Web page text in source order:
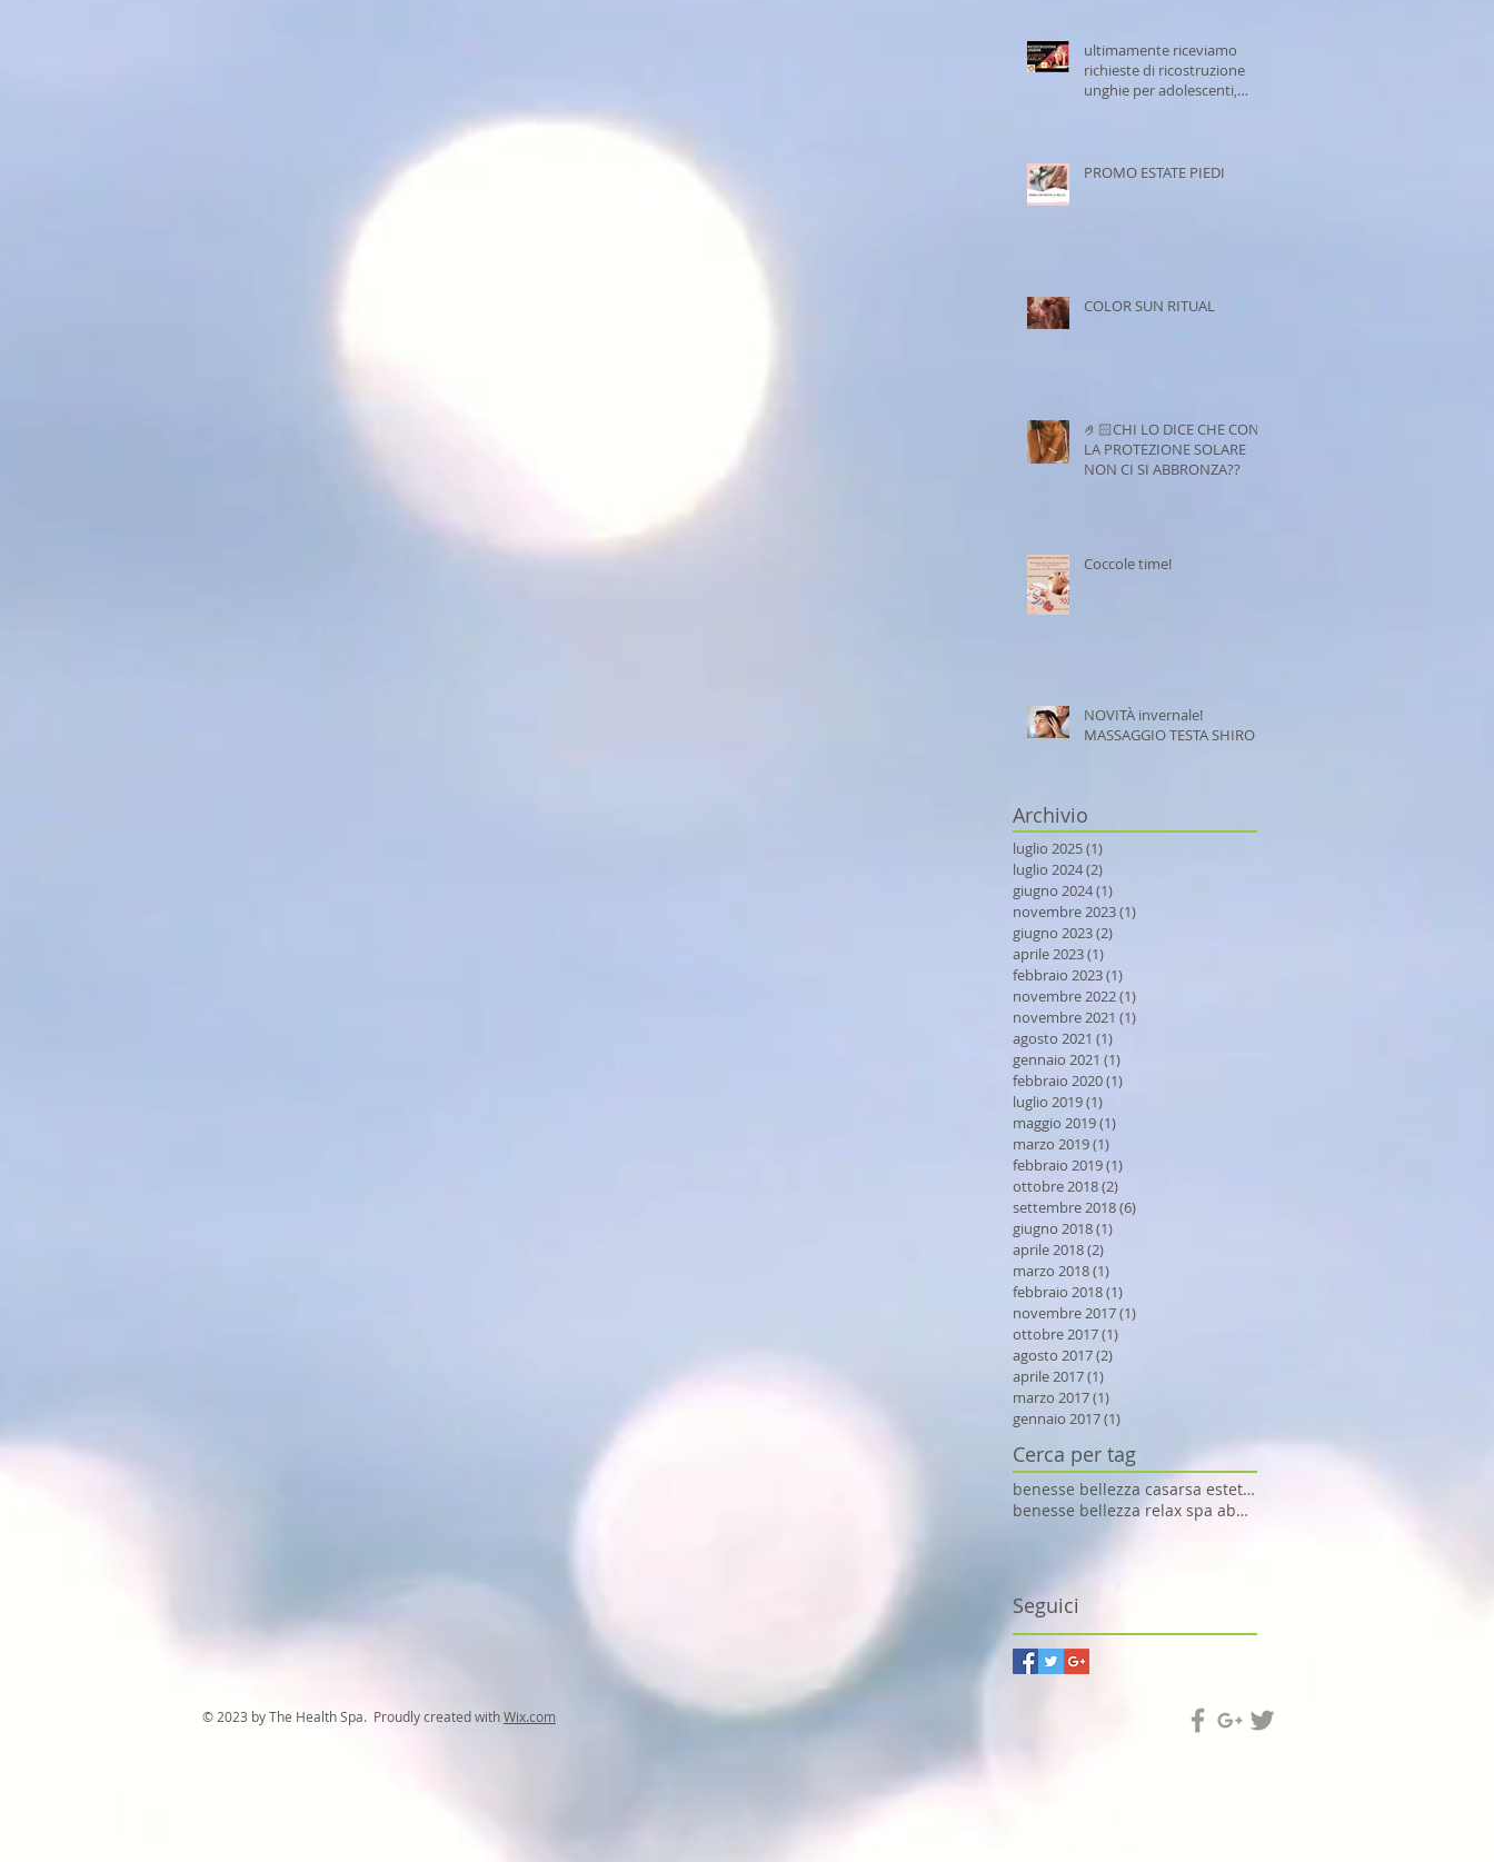
ultimamente riceviamo
richieste di ricostruzione
unghie per adolescenti,
PROMO ESTATE PIEDI
COLOR SUN RITUAL
🤌🏻CHI LO DICE CHE CON
LA PROTEZIONE SOLARE
NON CI SI ABBRONZA??
Coccole time!
NOVITÀ invernale!
MASSAGGIO TESTA SHIRO
Archivio
luglio 2025(1)
luglio 2024(2)
giugno 2024(1)
novembre 2023(1)
giugno 2023(2)
aprile 2023(1)
febbraio 2023(1)
novembre 2022(1)
novembre 2021 (1)
agosto 2021 (1)
gennaio 2021 (1)
febbraio 2020(1)
luglio 2019(1)
maggio 2019(1)
marzo 2019(1)
febbraio 2019(1)
ottobre 2018(2)
settembre 2018(6)
giugno 2018(1)
aprile 2018(2)
marzo 2018(1)
febbraio 2018(1)
novembre 2017(1)
ottobre 2017(1)
agosto 2017(2)
aprile 2017(1)
marzo 2017(1)
gennaio 2017(1)
Cerca per tag
benesse bellezza casarsa estetista
benesse bellezza relax spa abbronzatura
Seguici
© 2023 by The Health Spa. Proudly created withWix.com